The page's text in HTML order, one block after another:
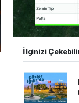
İlginizi